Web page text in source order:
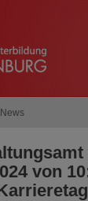
von